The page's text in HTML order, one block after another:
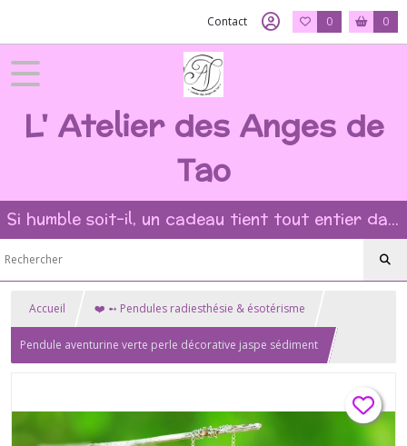
Contact 0 0
L' Atelier des Anges de
Tao
Si humble soit-il, un cadeau tient tout entier dans l'intention et la beauté du geste ?
Accueil ❤️ ➻ Pendules radiesthésie & ésotérisme
Pendule aventurine verte perle décorative jaspe sédiment